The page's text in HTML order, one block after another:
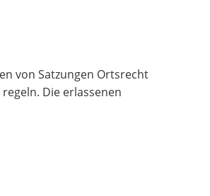
von Satzungen Ortsrecht
Die erlassenen